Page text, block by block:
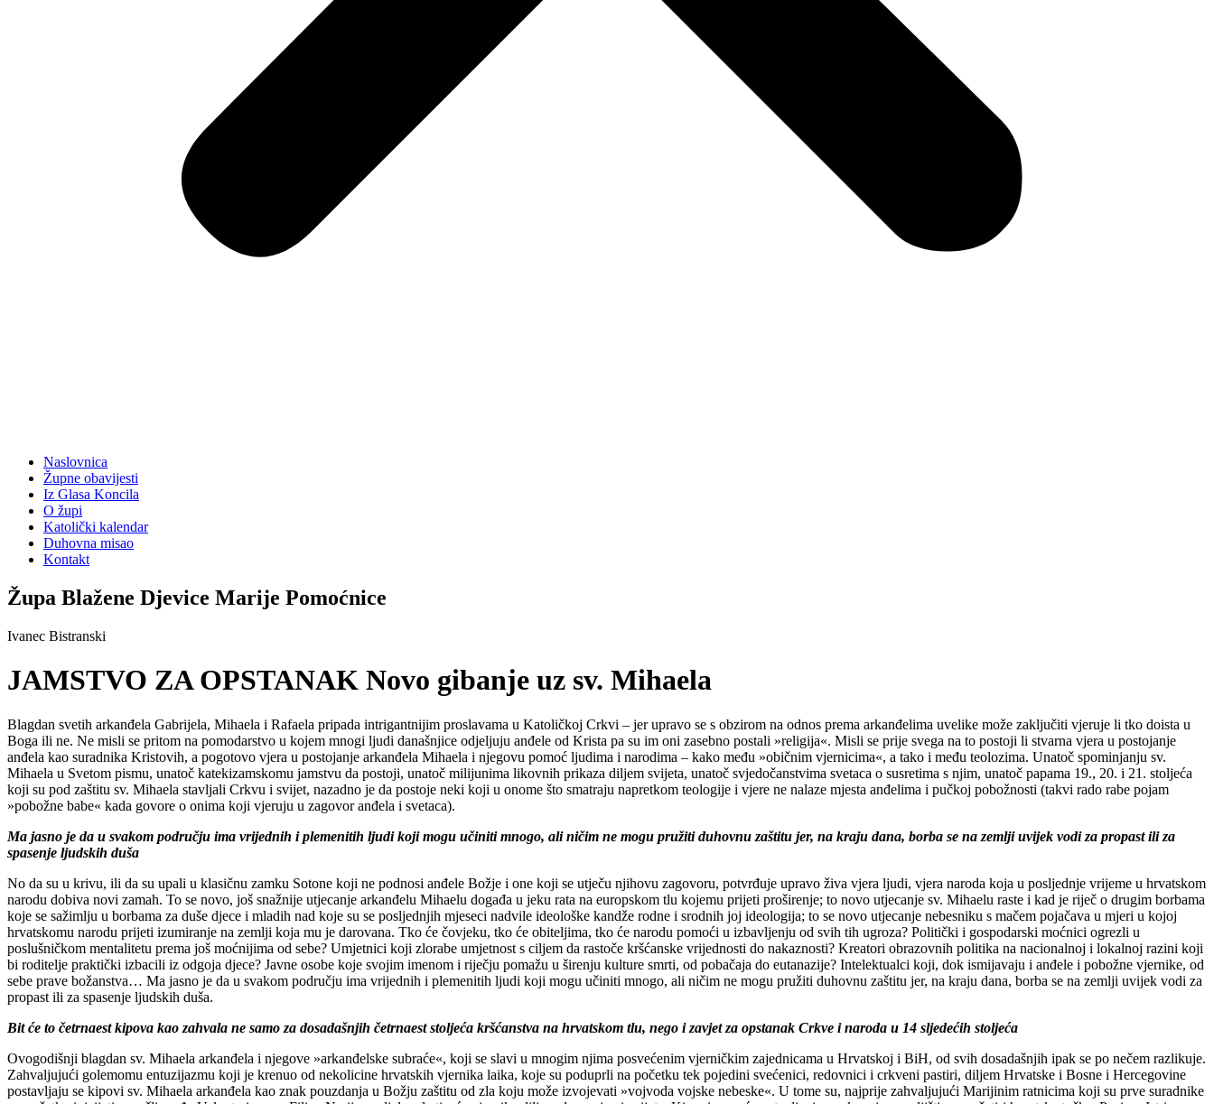
Naslovnica
Župne obavijesti
Iz Glasa Koncila
O župi
Katolički kalendar
Duhovna misao
Kontakt
Župa Blažene Djevice Marije Pomoćnice
Ivanec Bistranski
JAMSTVO ZA OPSTANAK Novo gibanje uz sv. Mihaela
Blagdan svetih arkanđela Gabrijela, Mihaela i Rafaela pripada intrigantnijim proslavama u Katoličkoj Crkvi – jer upravo se s obzirom na odnos prema arkanđelima uvelike može zaključiti vjeruje li tko doista u
Boga ili ne. Ne misli se pritom na pomodarstvo u kojem mnogi ljudi današnjice odjeljuju anđele od Krista pa su im oni zasebno postali »religija«. Misli se prije svega na to postoji li stvarna vjera u postojanje
anđela kao suradnika Kristovih, a pogotovo vjera u postojanje arkanđela Mihaela i njegovu pomoć ljudima i narodima – kako među »običnim vjernicima«, a tako i među teolozima. Unatoč spominjanju sv.
Mihaela u Svetom pismu, unatoč katekizamskomu jamstvu da postoji, unatoč milijunima likovnih prikaza diljem svijeta, unatoč svjedočanstvima svetaca o susretima s njim, unatoč papama 19., 20. i 21. stoljeća
koji su pod zaštitu sv. Mihaela stavljali Crkvu i svijet, nazadno je da postoje neki koji u onome što smatraju napretkom teologije i vjere ne nalaze mjesta anđelima i pučkoj pobožnosti (takvi rado rabe pojam
»pobožne babe« kada govore o onima koji vjeruju u zagovor anđela i svetaca).
Ma jasno je da u svakom području ima vrijednih i plemenitih ljudi koji mogu učiniti mnogo, ali ničim ne mogu pružiti duhovnu zaštitu jer, na kraju dana, borba se na zemlji uvijek vodi za propast ili za
spasenje ljudskih duša
No da su u krivu, ili da su upali u klasičnu zamku Sotone koji ne podnosi anđele Božje i one koji se utječu njihovu zagovoru, potvrđuje upravo živa vjera ljudi, vjera naroda koja u posljednje vrijeme u hrvatskom
narodu dobiva novi zamah. To se novo, još snažnije utjecanje arkanđelu Mihaelu događa u jeku rata na europskom tlu kojemu prijeti proširenje; to novo utjecanje sv. Mihaelu raste i kad je riječ o drugim borbama
koje se sažimlju u borbama za duše djece i mladih nad koje su se posljednjih mjeseci nadvile ideološke kandže rodne i srodnih joj ideologija; to se novo utjecanje nebesniku s mačem pojačava u mjeri u kojoj
hrvatskomu narodu prijeti izumiranje na zemlji koja mu je darovana. Tko će čovjeku, tko će obiteljima, tko će narodu pomoći u izbavljenju od svih tih ugroza? Politički i gospodarski moćnici ogrezli u
poslušničkom mentalitetu prema još moćnijima od sebe? Umjetnici koji zlorabe umjetnost s ciljem da rastoče kršćanske vrijednosti do nakaznosti? Kreatori obrazovnih politika na nacionalnoj i lokalnoj razini koji
bi roditelje praktički izbacili iz odgoja djece? Javne osobe koje svojim imenom i riječju pomažu u širenju kulture smrti, od pobačaja do eutanazije? Intelektualci koji, dok ismijavaju i anđele i pobožne vjernike, od
sebe prave božanstva… Ma jasno je da u svakom području ima vrijednih i plemenitih ljudi koji mogu učiniti mnogo, ali ničim ne mogu pružiti duhovnu zaštitu jer, na kraju dana, borba se na zemlji uvijek vodi za
propast ili za spasenje ljudskih duša.
Bit će to četrnaest kipova kao zahvala ne samo za dosadašnjih četrnaest stoljeća kršćanstva na hrvatskom tlu, nego i zavjet za opstanak Crkve i naroda u 14 sljedećih stoljeća
Ovogodišnji blagdan sv. Mihaela arkanđela i njegove »arkanđelske subraće«, koji se slavi u mnogim njima posvećenim vjerničkim zajednicama u Hrvatskoj i BiH, od svih dosadašnjih ipak se po nečem razlikuje.
Zahvaljujući golemomu entuzijazmu koji je krenuo od nekolicine hrvatskih vjernika laika, koje su poduprli na početku tek pojedini svećenici, redovnici i crkveni pastiri, diljem Hrvatske i Bosne i Hercegovine
postavljaju se kipovi sv. Mihaela arkanđela kao znak pouzdanja u Božju zaštitu od zla koju može izvojevati »vojvoda vojske nebeske«. U tome su, najprije zahvaljujući Marijinim ratnicima koji su prve suradnike